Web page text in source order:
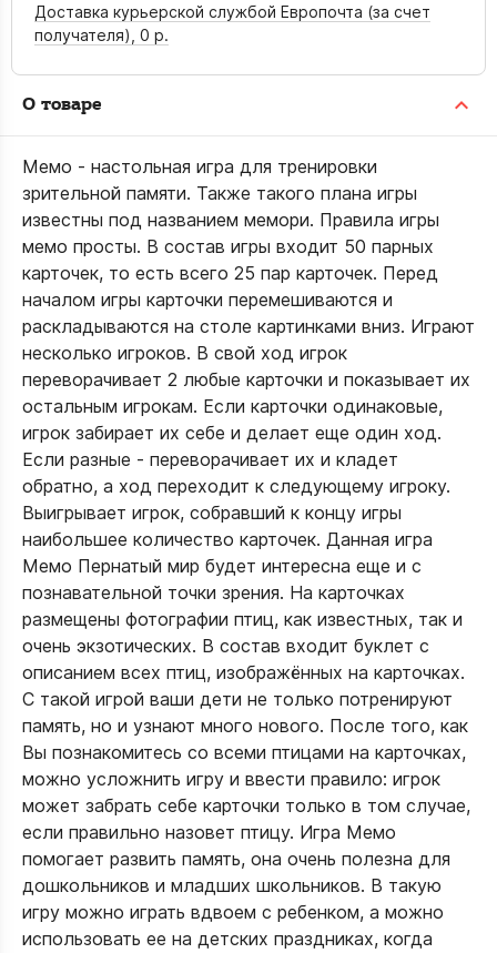
Доставка курьерской службой Европочта (за счет
получателя), 0 р.
О товаре
Мемо - настольная игра для тренировки
зрительной памяти. Также такого плана игры
известны под названием мемори. Правила игры
мемо просты. В состав игры входит 50 парных
карточек, то есть всего 25 пар карточек. Перед
началом игры карточки перемешиваются и
раскладываются на столе картинками вниз. Играют
несколько игроков. В свой ход игрок
переворачивает 2 любые карточки и показывает их
остальным игрокам. Если карточки одинаковые,
игрок забирает их себе и делает еще один ход.
Если разные - переворачивает их и кладет
обратно, а ход переходит к следующему игроку.
Выигрывает игрок, собравший к концу игры
наибольшее количество карточек. Данная игра
Мемо Пернатый мир будет интересна еще и с
познавательной точки зрения. На карточках
размещены фотографии птиц, как известных, так и
очень экзотических. В состав входит буклет с
описанием всех птиц, изображённых на карточках.
С такой игрой ваши дети не только потренируют
память, но и узнают много нового. После того, как
Вы познакомитесь со всеми птицами на карточках,
можно усложнить игру и ввести правило: игрок
может забрать себе карточки только в том случае,
если правильно назовет птицу. Игра Мемо
помогает развить память, она очень полезна для
дошкольников и младших школьников. В такую
игру можно играть вдвоем с ребенком, а можно
использовать ее на детских праздниках, когда